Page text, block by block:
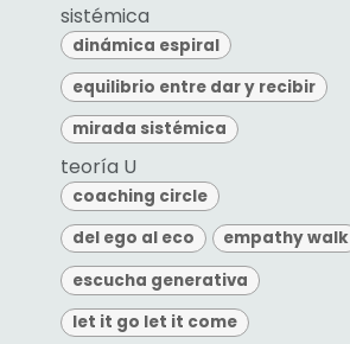
sistémica
dinámica espiral
equilibrio entre dar y recibir
mirada sistémica
teoría U
coaching circle
del ego al eco
empathy walk
escucha generativa
let it go let it come